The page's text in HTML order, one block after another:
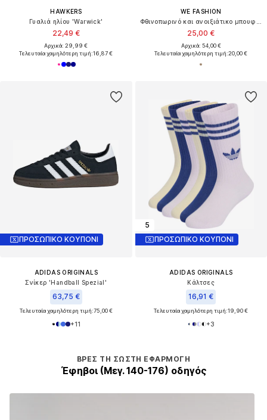
HAWKERS
Γυαλιά ηλίου 'Warwick'
22,49 €
Αρχικά: 29,99 €
Τελευταία χαμηλότερη τιμή:16,87 €
WE FASHION
25,00 €
Αρχικά: 54,00 €
Τελευταία χαμηλότερη τιμή:20,00 €
ΠΡΟΣΩΠΙΚΟ ΚΟΥΠΟΝΙ
ADIDAS ORIGINALS
Σνίκερ 'Handball Spezial'
63,75 €
Τελευταία χαμηλότερη τιμή:75,00 €
+11
5
ΠΡΟΣΩΠΙΚΟ ΚΟΥΠΟΝΙ
ADIDAS ORIGINALS
Κάλτσες
16,91 €
Τελευταία χαμηλότερη τιμή:19,90 €
+3
ΒΡΕΣ ΤΗ ΣΩΣΤΉ ΕΦΑΡΜΟΓΉ
Έφηβοι (Μεγ. 140-176) οδηγός